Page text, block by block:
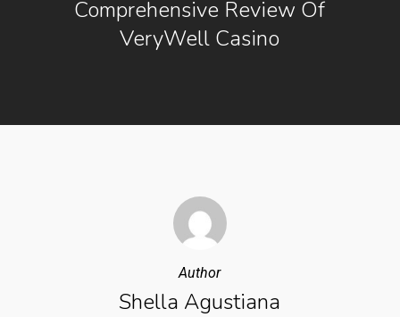
Comprehensive Review Of
VeryWell Casino
Author
Shella Agustiana